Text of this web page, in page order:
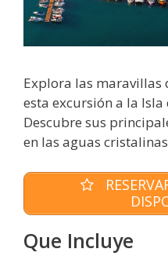
Explora las maravillas
esta excursión a la
Descubre sus
en las aguas
Que Incluye